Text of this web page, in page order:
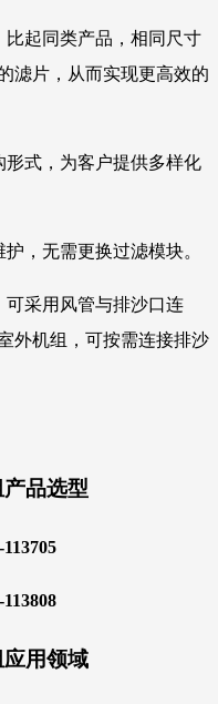
起同类产品，相同尺寸
滤片，从而实现更高效的
式，为客户提供多样化
，无需更换过滤模块。
采用风管与排沙口连
外机组，可按需连接排沙
品选型
用领域